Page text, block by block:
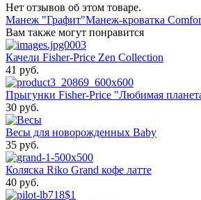
Нет отзывов об этом товаре.
Манеж "Графит"Манеж-кроватка
Вам также могут понравится
Качели Fisher-Price Zen Collection
41 pуб.
Прыгунки Fisher-Price "Любимая
30 pуб.
Весы для новорожденных Baby
35 pуб.
Коляска Riko Grand кофе латте
40 pуб.